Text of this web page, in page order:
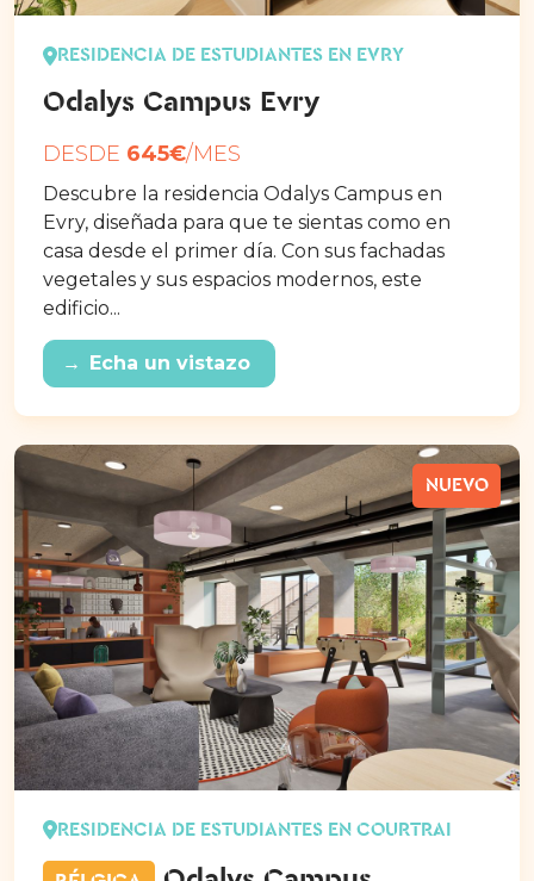
RESIDENCIA DE ESTUDIANTES EN EVRY
Odalys Campus Evry
DESDE 645€/MES
Descubre la residencia Odalys Campus en
Evry, diseñada para que te sientas como en
casa desde el primer día. Con sus fachadas
vegetales y sus espacios modernos, este
edificio...
→ Echa un vistazo
NUEVO
RESIDENCIA DE ESTUDIANTES EN COURTRAI